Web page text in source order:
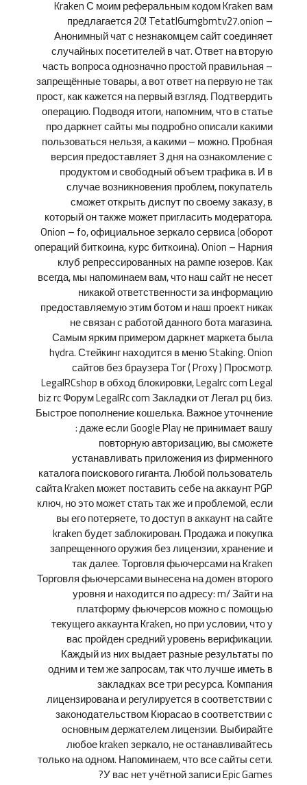
Kraken С моим реферальным кодом Kraken вам
предлагается 20! Tetatl6umgbmtv27.onion –
Анонимный чат с незнакомцем сайт соединяет
случайных посетителей в чат. Ответ на вторую
часть вопроса однозначно простой правильная –
запрещённые товары, а вот ответ на первую не так
прост, как кажется на первый взгляд. Подтвердить
операцию. Подводя итоги, напомним, что в статье
про даркнет сайты мы подробно описали какими
пользоваться нельзя, а какими – можно. Пробная
версия предоставляет 3 дня на ознакомление с
продуктом и свободный объем трафика в. И в
случае возникновения проблем, покупатель
сможет открыть диспут по своему заказу, в
который он также может пригласить модератора.
Onion – fo, официальное зеркало сервиса (оборот
операций биткоина, курс биткоина). Onion – Нарния
клуб репрессированных на рампе юзеров. Как
всегда, мы напоминаем вам, что наш сайт не несет
никакой ответственности за информацию
предоставляемую этим ботом и наш проект никак
не связан с работой данного бота магазина.
Самым ярким примером даркнет маркета была
hydra. Стейкинг находится в меню Staking. Onion
сайтов без браузера Tor ( Proxy ) Просмотр.
LegalRCshop в обход блокировки, Legalrc com Legal
biz rc Форум LegalRc com Закладки от Легал рц биз.
Быстрое пополнение кошелька. Важное уточнение
: даже если Google Play не принимает вашу
повторную авторизацию, вы сможете
устанавливать приложения из фирменного
каталога поискового гиганта. Любой пользователь
сайта Kraken может поставить себе на аккаунт PGP
ключ, но это может стать так же и проблемой, если
вы его потеряете, то доступ в аккаунт на сайте
kraken будет заблокирован. Продажа и покупка
запрещенного оружия без лицензии, хранение и
так далее. Торговля фьючерсами на Kraken
Торговля фьючерсами вынесена на домен второго
уровня и находится по адресу: m/ Зайти на
платформу фьючерсов можно с помощью
текущего аккаунта Kraken, но при условии, что у
вас пройден средний уровень верификации.
Каждый из них выдает разные результаты по
одним и тем же запросам, так что лучше иметь в
закладках все три ресурса. Компания
лицензирована и регулируется в соответствии с
законодательством Кюрасао в соответствии с
основным держателем лицензии. Выбирайте
любое kraken зеркало, не останавливайтесь
только на одном. Напоминаем, что все сайты сети.
У вас нет учётной записи Epic Games?